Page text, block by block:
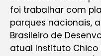
foi trabalhar com
parques nacionais,
Brasileiro de
atual Instituto Chico